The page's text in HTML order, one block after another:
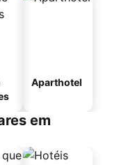
Aparthotel
em